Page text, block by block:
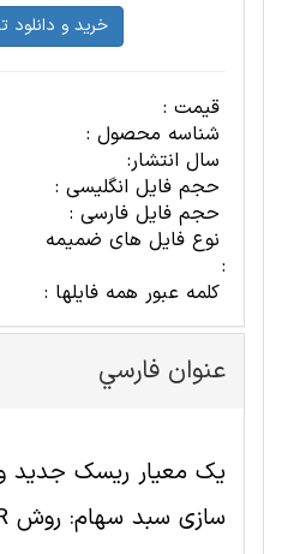
قیمت :
شناسه محصول :
سال انتشار:
حجم فایل انگلیسی :
حجم فایل فارسی :
نوع فایل های ضمیمه
:
کلمه عبور همه فایلها :
عنوان فارسي
یک معیار ریسک جدید و
سازی سبد سهام: روش SPP-CVaR